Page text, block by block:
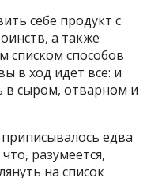
себе продукт с
а также
способов
в ход идет все: и
в сыром, отварном и
едва
разумеется,
на список